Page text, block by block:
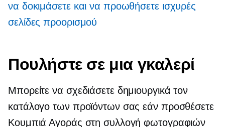
να δοκιμάσετε και να προωθήσετε ισχυρές
σελίδες προορισμού
Πουλήστε σε μια γκαλερί
Μπορείτε να σχεδιάσετε δημιουργικά τον
κατάλογο των προϊόντων σας εάν προσθέσετε
Κουμπιά Αγοράς στη συλλογή φωτογραφιών